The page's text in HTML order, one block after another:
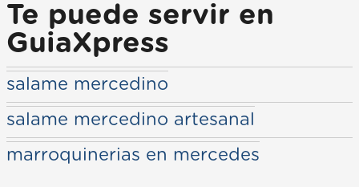
Te puede servir en
GuiaXpress
salame mercedino
salame mercedino artesanal
marroquinerias en mercedes